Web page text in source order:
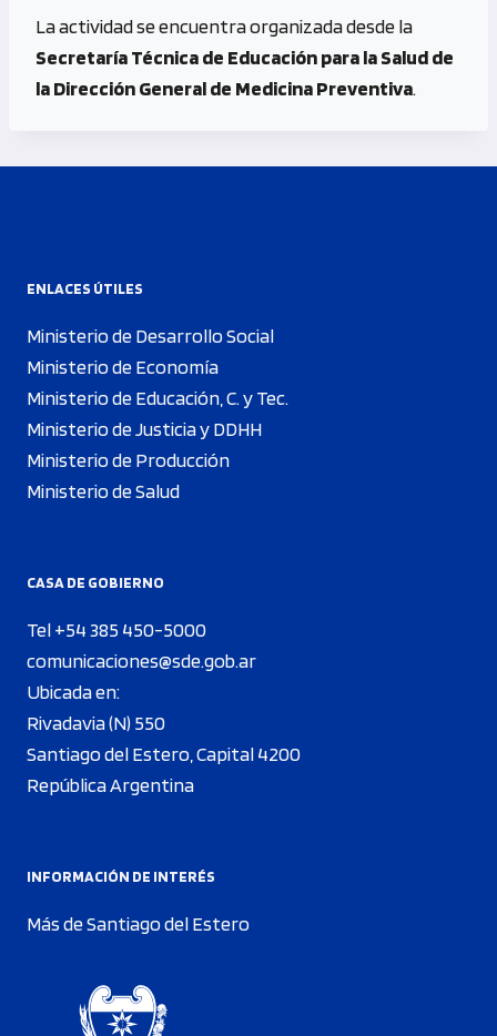
La actividad se encuentra organizada desde la
Secretaría Técnica de Educación para la Salud de
la Dirección General de Medicina Preventiva.
ENLACES ÚTILES
Ministerio de Desarrollo Social
Ministerio de Economía
Ministerio de Educación, C. y Tec.
Ministerio de Justicia y DDHH
Ministerio de Producción
Ministerio de Salud
CASA DE GOBIERNO
Tel +54 385 450-5000
comunicaciones@sde.gob.ar
Ubicada en:
Rivadavia (N) 550
Santiago del Estero, Capital 4200
República Argentina
INFORMACIÓN DE INTERÉS
Más de Santiago del Estero